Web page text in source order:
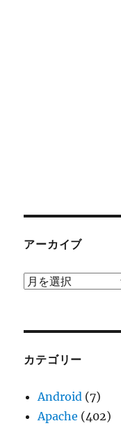
アーカイブ
ア
ブ
カテゴリー
Android (7)
Apache (402)